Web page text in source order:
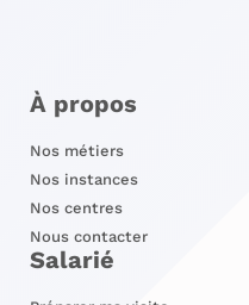
À propos
Nos métiers
Nos instances
Nos centres
Nous contacter
Salarié